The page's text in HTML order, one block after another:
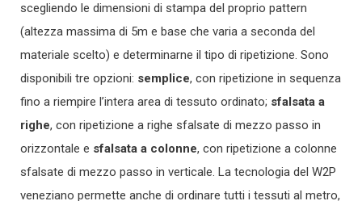
scegliendo le dimensioni di stampa del proprio pattern
(altezza massima di 5m e base che varia a seconda del
materiale scelto) e determinarne il tipo di ripetizione. Sono
disponibili tre opzioni: semplice, con ripetizione in sequenza
fino a riempire l’intera area di tessuto ordinato; sfalsata a
righe, con ripetizione a righe sfalsate di mezzo passo in
orizzontale e sfalsata a colonne, con ripetizione a colonne
sfalsate di mezzo passo in verticale. La tecnologia del W2P
veneziano permette anche di ordinare tutti i tessuti al metro,